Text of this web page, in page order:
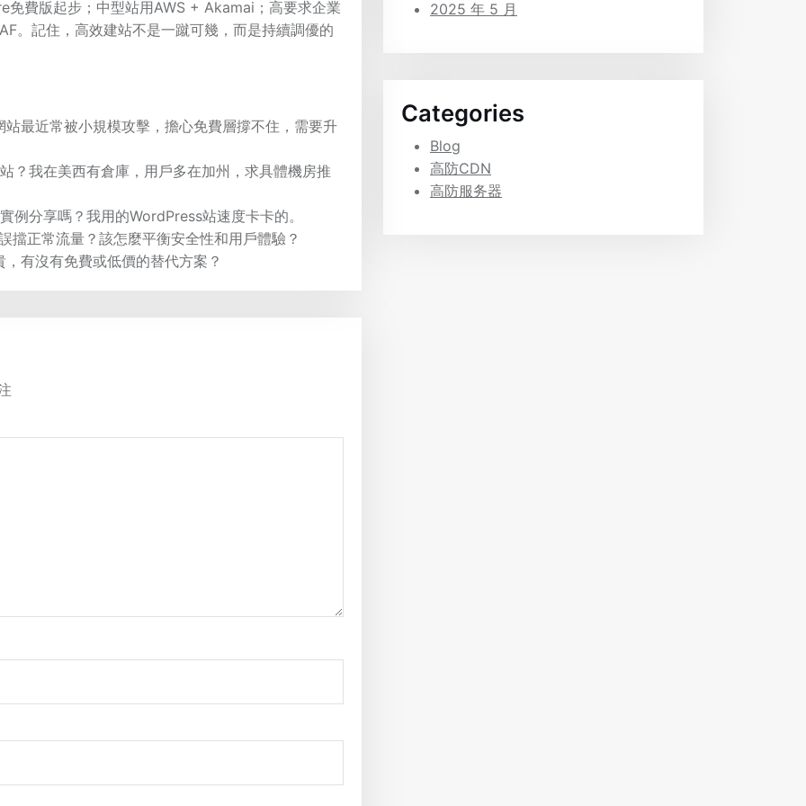
費版起步；中型站用AWS + Akamai；高要求企業
。記住，高效建站不是一蹴可幾，而是持續調優的
最近常被小規模攻擊，擔心免費層撐不住，需要升
？我在美西有倉庫，用戶多在加州，求具體機房推
分享嗎？我用的WordPress站速度卡卡的。
擋正常流量？該怎麼平衡安全性和用戶體驗？
有沒有免費或低價的替代方案？
2025 年 5 月
Categories
Blog
高防CDN
高防服务器